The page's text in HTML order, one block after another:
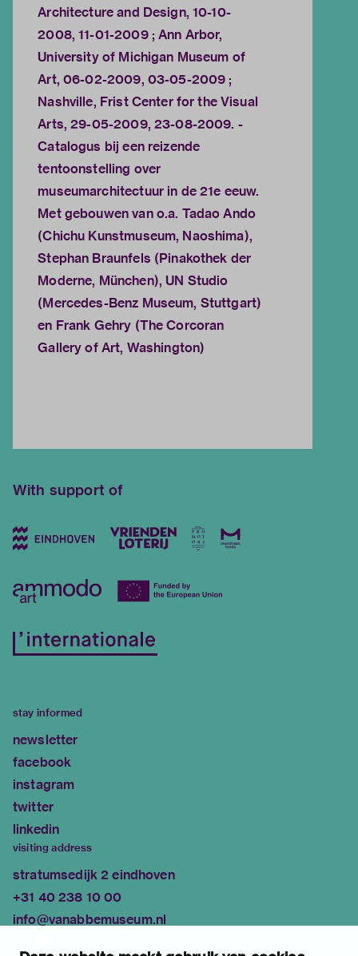
Architecture and Design, 10-10-
2008, 11-01-2009 ; Ann Arbor,
University of Michigan Museum of
Art, 06-02-2009, 03-05-2009 ;
Nashville, Frist Center for the Visual
Arts, 29-05-2009, 23-08-2009. -
Catalogus bij een reizende
tentoonstelling over
museumarchitectuur in de 21e eeuw.
Met gebouwen van o.a. Tadao Ando
(Chichu Kunstmuseum, Naoshima),
Stephan Braunfels (Pinakothek der
Moderne, München), UN Studio
(Mercedes-Benz Museum, Stuttgart)
en Frank Gehry (The Corcoran
Gallery of Art, Washington)
With support of
stay informed
newsletter
facebook
instagram
twitter
linkedin
visiting address
stratumsedijk 2 eindhoven
+31 40 238 10 00
info@vanabbemuseum.nl